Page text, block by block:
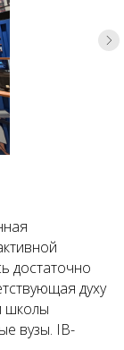
достаточно
духу
школы
вузы. IB-